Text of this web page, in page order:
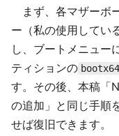
まず、各マザーボ
ー（私の使用してい
し、ブートメニュー
ティションの
す。その後、本稿「
の追加」と同じ手順
せば復旧できます。